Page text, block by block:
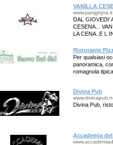
VANILLA
www.panjghjna.it
DAL GIOVEDI'
CESENA...
LA CENA..E L
Ristorante
Per qualsiasi
panoramica,
romagnola
Divina Pub
Divina Pub,
Accademia